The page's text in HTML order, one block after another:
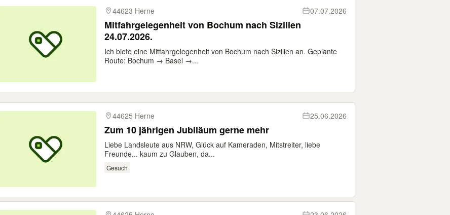
44623 Herne 07.07.2026
Mitfahrgelegenheit von Bochum nach Sizilien
24.07.2026.
Ich biete eine Mitfahrgelegenheit von Bochum nach Sizilien an. Geplante
Route: Bochum → Basel →...
44625 Herne 25.06.2026
Zum 10 jährigen Jubiläum gerne mehr
Liebe Landsleute aus NRW, Glück auf Kameraden, Mitstreiter, liebe
Freunde... kaum zu Glauben, da...
Gesuch